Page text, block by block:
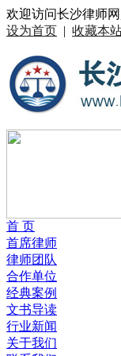
欢迎访问长沙律师
设为首页 | 收藏本
首 页
首席律师
律师团队
合作单位
经典案例
文书导读
行业新闻
关于我们